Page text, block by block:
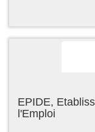
EPIDE,
l'Emploi